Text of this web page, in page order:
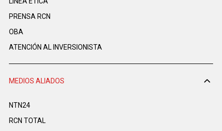
PRENSA RCN
OBA
ATENCIÓN AL INVERSIONISTA
MEDIOS ALIADOS
NTN24
RCN TOTAL